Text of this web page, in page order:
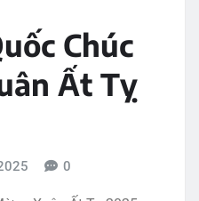
Chúc
Ất Tỵ
0